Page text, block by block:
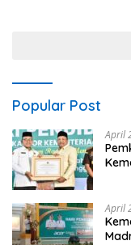
Popular Post
April
April